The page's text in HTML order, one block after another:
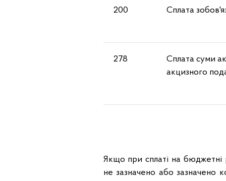
200 Сплата
278
Сплата суми
акцизного
Якщо при сплаті на бюджетні
не зазначено або зазначено